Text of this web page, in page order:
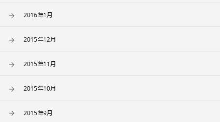
2016年1月
2015年12月
2015年11月
2015年10月
2015年9月